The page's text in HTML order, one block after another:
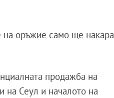
на оръжие само ще накара
продажба на
на Сеул и началото на